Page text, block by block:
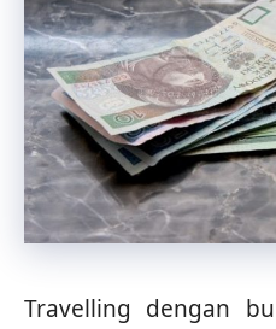
Travelling dengan